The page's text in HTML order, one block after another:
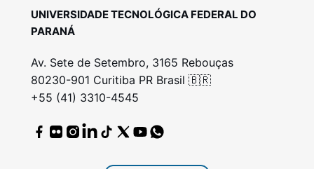
UNIVERSIDADE TECNOLÓGICA FEDERAL DO
PARANÁ
Av. Sete de Setembro, 3165 Rebouças
80230-901 Curitiba PR Brasil 🇧🇷
+55 (41) 3310-4545